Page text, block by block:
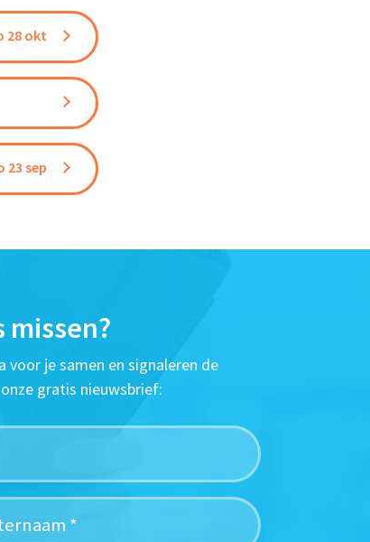
28 okt
23 sep
missen?
je samen en signaleren de
gratis nieuwsbrief: